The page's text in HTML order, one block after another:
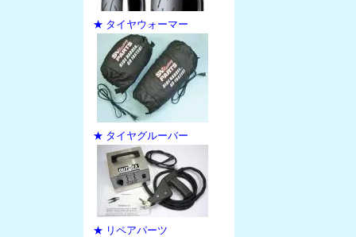
★ タイヤウォーマー
★ タイヤグルーバー
★ リペアパーツ